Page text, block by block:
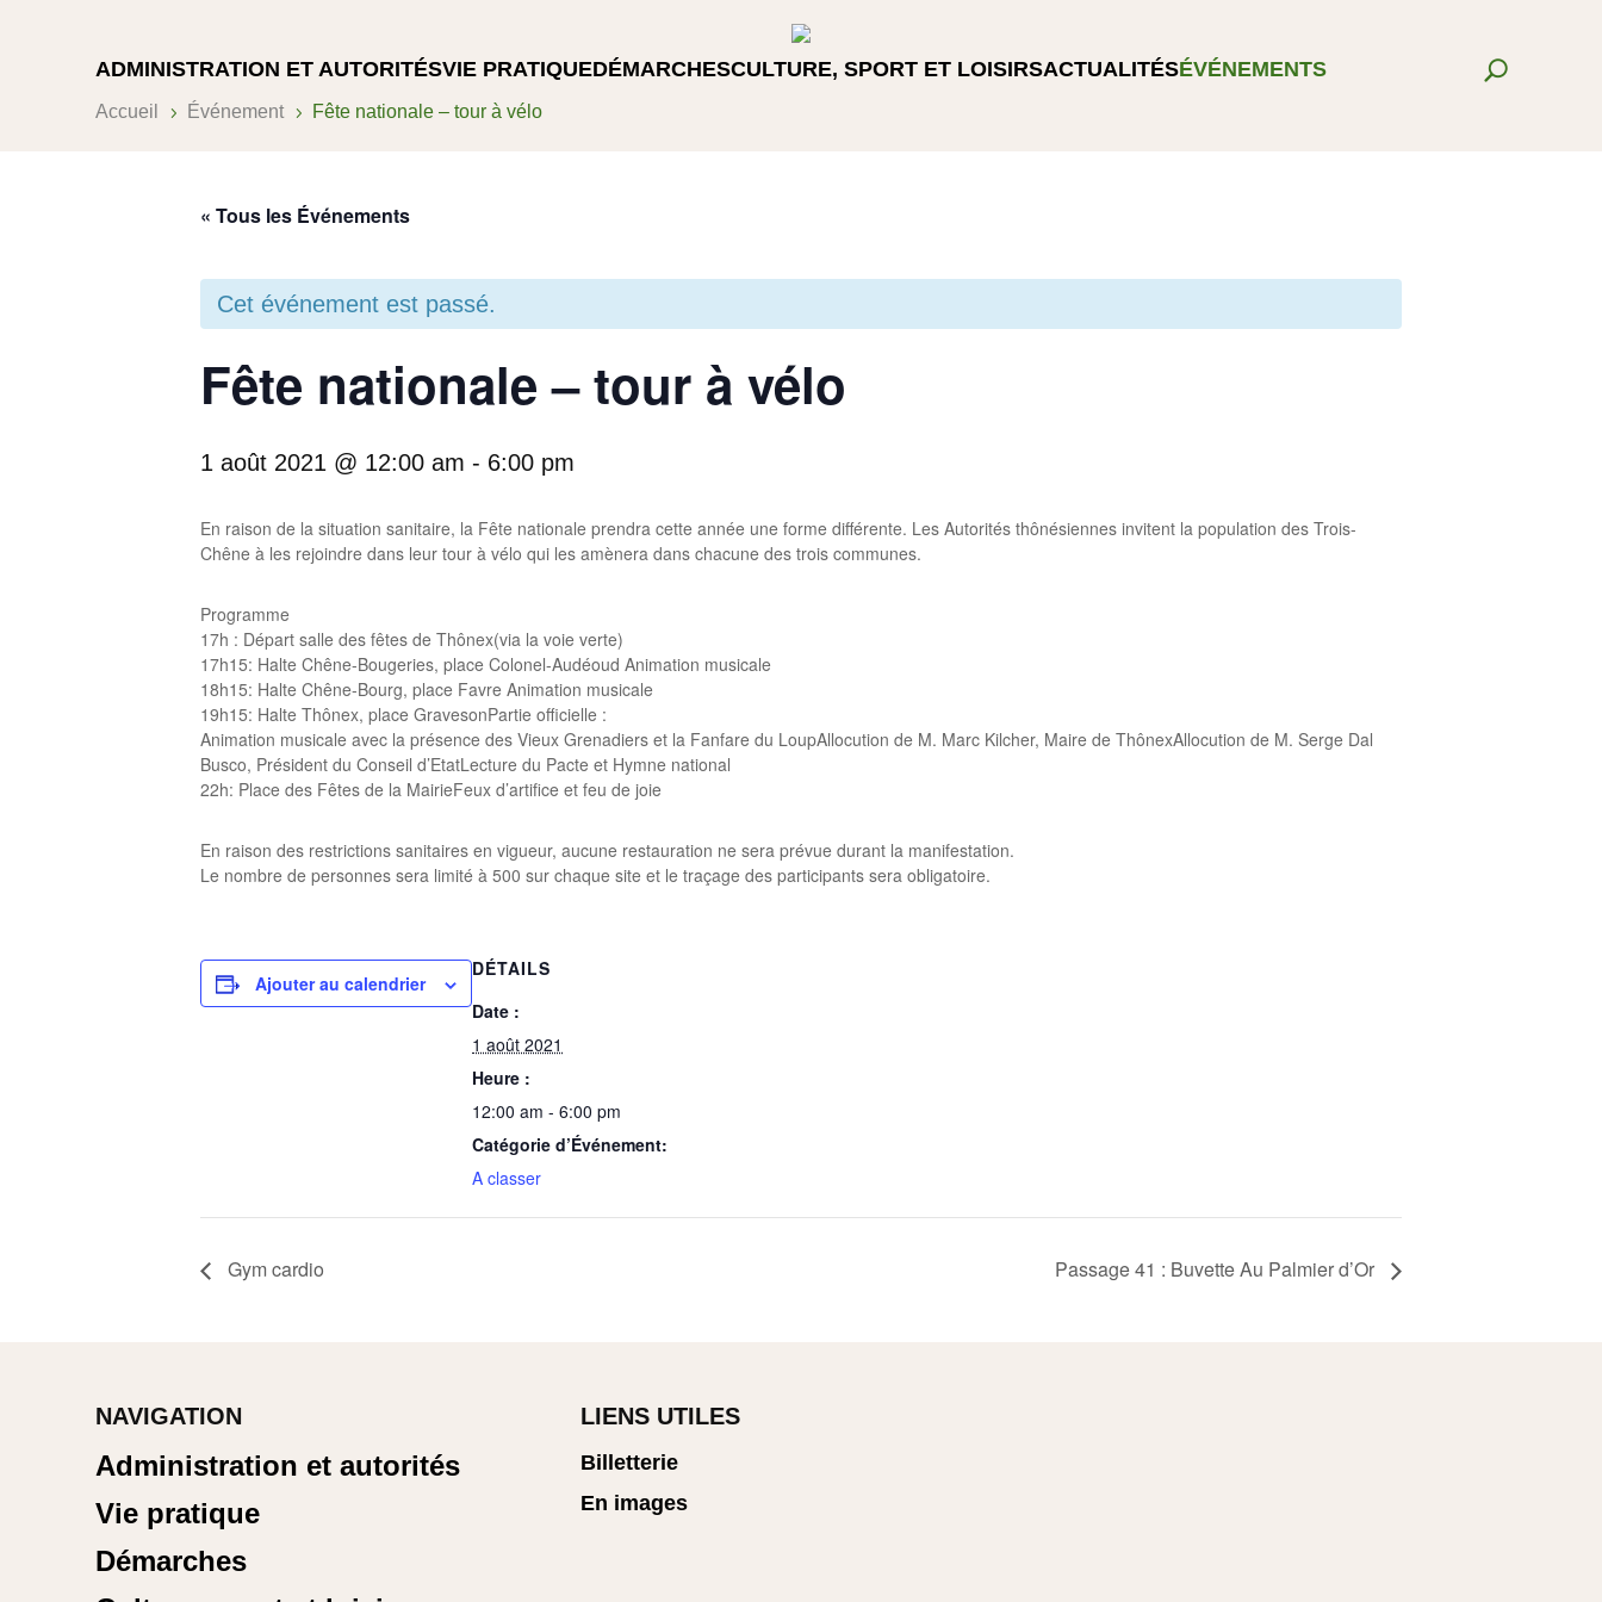
ADMINISTRATION ET AUTORITÉSVIE PRATIQUEDÉMARCHESCULTURE, SPORT ET LOISIRSACTUALITÉSÉVÉNEMENTS
Accueil 5 Événement 5 Fête nationale – tour à vélo
« Tous les Événements
Cet événement est passé.
Fête nationale – tour à vélo
1 août 2021 @ 12:00 am - 6:00 pm
En raison de la situation sanitaire, la Fête nationale prendra cette année une forme différente. Les Autorités thônésiennes invitent la population des Trois-
Chêne à les rejoindre dans leur tour à vélo qui les amènera dans chacune des trois communes.
Programme
17h : Départ salle des fêtes de Thônex(via la voie verte)
17h15: Halte Chêne-Bougeries, place Colonel-Audéoud Animation musicale
18h15: Halte Chêne-Bourg, place Favre Animation musicale
19h15: Halte Thônex, place GravesonPartie officielle :
Animation musicale avec la présence des Vieux Grenadiers et la Fanfare du LoupAllocution de M. Marc Kilcher, Maire de ThônexAllocution de M. Serge Dal
Busco, Président du Conseil d’EtatLecture du Pacte et Hymne national
22h: Place des Fêtes de la MairieFeux d’artifice et feu de joie
En raison des restrictions sanitaires en vigueur, aucune restauration ne sera prévue durant la manifestation.
Le nombre de personnes sera limité à 500 sur chaque site et le traçage des participants sera obligatoire.
Ajouter au calendrier
DÉTAILS
Date :
1 août 2021
Heure :
12:00 am - 6:00 pm
Catégorie d’Événement:
A classer
Gym cardio Passage 41 : Buvette Au Palmier d’Or
NAVIGATION
Administration et autorités
Vie pratique
Démarches
LIENS UTILES
Billetterie
En images